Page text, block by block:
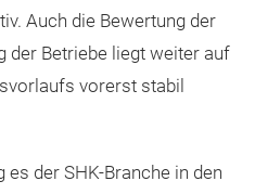
Auch die Bewertung der
der Betriebe liegt weiter auf
vorerst stabil
der SHK-Branche in den